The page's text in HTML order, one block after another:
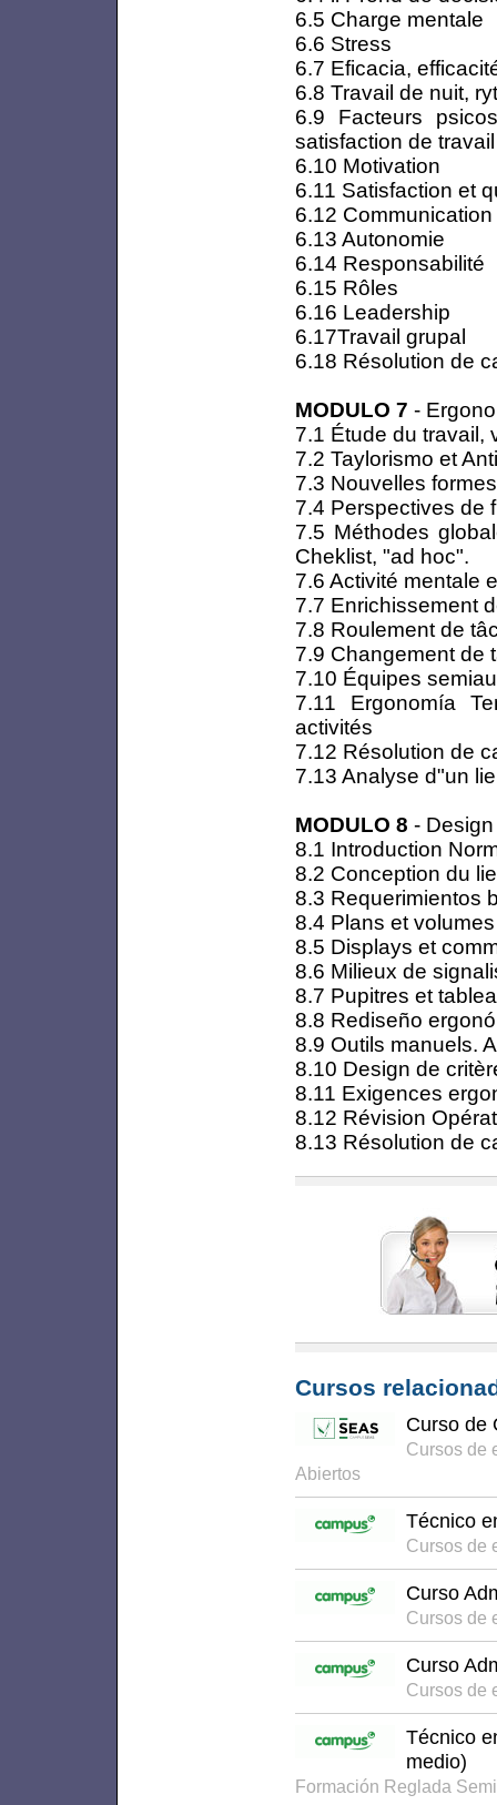
6.5 Charge mentale
6.6 Stress
6.7 Eficacia,
6.8 Travail de nuit,
6.9 Facteurs
satisfaction de travail
6.10 Motivation
6.11 Satisfaction et
6.12 Communication
6.13 Autonomie
6.14 Responsabilité
6.15 Rôles
6.16 Leadership
6.17Travail grupal
6.18 Résolution de
MODULO 7 -
7.1 Étude du travail,
7.2 Taylorismo et
7.3 Nouvelles
7.4 Perspectives de
7.5 Méthodes
Cheklist, "ad hoc".
7.6 Activité mentale
7.7 Enrichissement
7.8 Roulement de
7.9 Changement de
7.10 Équipes
7.11 Ergonomía
activités
7.12 Résolution de
7.13 Analyse d"un
MODULO 8 -
8.1 Introduction
8.2 Conception du
8.3 Requerimientos
8.4 Plans et
8.5 Displays et
8.6 Milieux de
8.7 Pupitres et
8.8 Rediseño
8.9 Outils manuels.
8.10 Design de
8.11 Exigences
8.12 Révision
8.13 Résolution de
Cursos
Curso de
Cursos de
Abiertos
Técnico
Cursos de
Curso
Cursos de
Curso
Cursos de
Técnico
medio)
Formación Reglada